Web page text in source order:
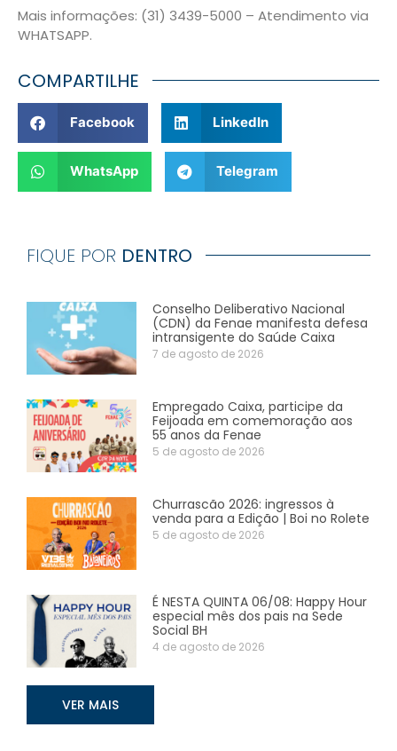
Mais informações: (31) 3439-5000 – Atendimento via
WHATSAPP.
COMPARTILHE
Facebook LinkedIn
WhatsApp Telegram
FIQUE POR DENTRO
Conselho Deliberativo Nacional
(CDN) da Fenae manifesta defesa
intransigente do Saúde Caixa
7 de agosto de 2026
Empregado Caixa, participe da
Feijoada em comemoração aos
55 anos da Fenae
5 de agosto de 2026
Churrascão 2026: ingressos à
venda para a Edição | Boi no Rolete
5 de agosto de 2026
É NESTA QUINTA 06/08: Happy Hour
especial mês dos pais na Sede
Social BH
4 de agosto de 2026
VER MAIS